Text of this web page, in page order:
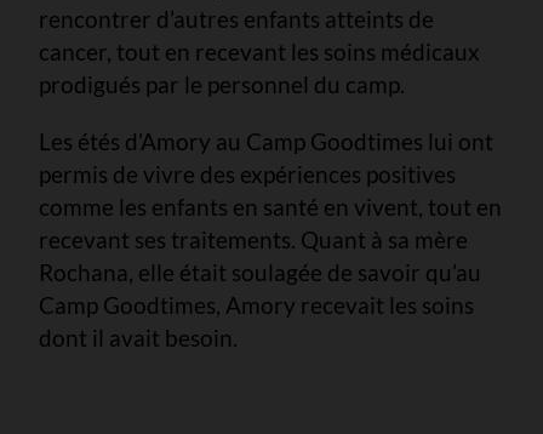
rencontrer d’autres enfants atteints de
cancer, tout en recevant les soins médicaux
prodigués par le personnel du camp.
Les étés d’Amory au Camp Goodtimes lui ont
permis de vivre des expériences positives
comme les enfants en santé en vivent, tout en
recevant ses traitements. Quant à sa mère
Rochana, elle était soulagée de savoir qu’au
Camp Goodtimes, Amory recevait les soins
dont il avait besoin.